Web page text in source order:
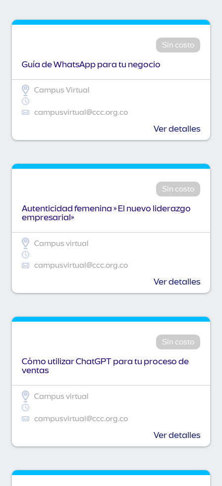
Sin costo
Guía de WhatsApp para tu negocio
Campus Virtual
campusvirtual@ccc.org.co
Ver detalles
Sin costo
Autenticidad femenina » El nuevo liderazgo
empresarial»
Campus virtual
campusvirtual@ccc.org.co
Ver detalles
Sin costo
Cómo utilizar ChatGPT para tu proceso de
ventas
Campus virtual
campusvirtual@ccc.org.co
Ver detalles